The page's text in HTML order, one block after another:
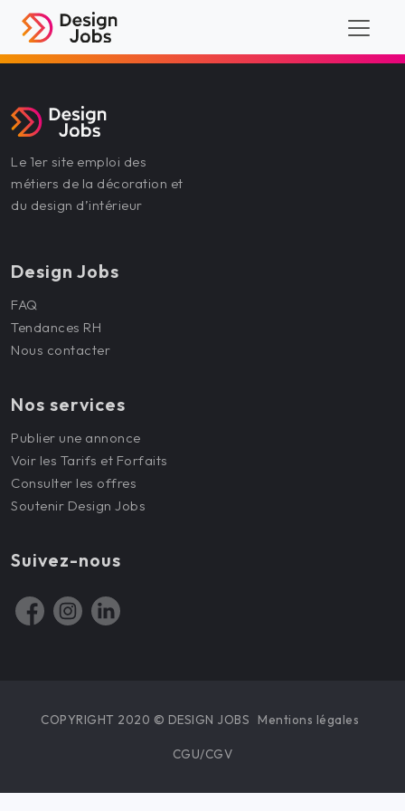
Le 1er site emploi des
métiers de la décoration et
du design d’intérieur
Design Jobs
FAQ
Tendances RH
Nous contacter
Nos services
Publier une annonce
Voir les Tarifs et Forfaits
Consulter les offres
Soutenir Design Jobs
Suivez-nous
COPYRIGHT 2020 © DESIGN JOBS Mentions légales
CGU/CGV